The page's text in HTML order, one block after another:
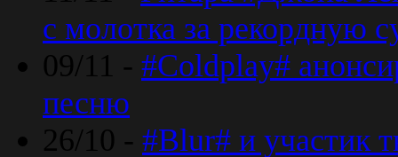
с молотка за рекордную
09/11 - #Coldplay#
песню
26/10 - #Blur# и участик